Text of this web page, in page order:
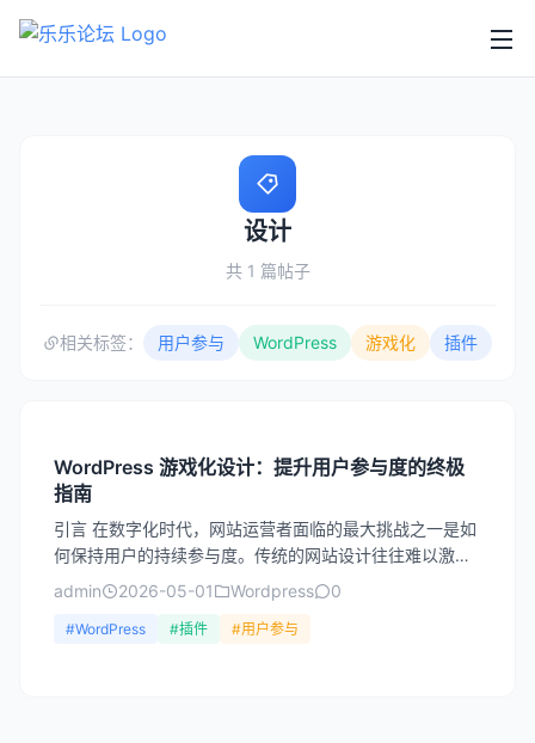
设计
共 1 篇帖子
相关标签： 用户参与 WordPress 游戏化 插件
WordPress 游戏化设计：提升用户参与度的终极
指南
引言 在数字化时代，网站运营者面临的最大挑战之一是如
何保持用户的持续参与度。传统的网站设计往往难以激发
用户的长期兴趣，而游戏化设计（Gamification）则...
admin 2026-05-01 Wordpress 0
#WordPress #插件 #用户参与